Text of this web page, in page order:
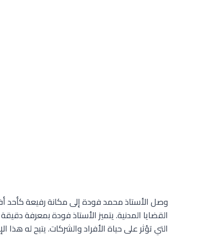
وصل الأستاذ محمد فودة إلى مكانة رفيعة
القضايا المدنية. يتميز الأستاذ فودة بمعرفة
التي تؤثر على حياة الأفراد والشركات. يتيح له